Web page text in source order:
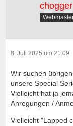
chogger
8. Juli 2025 um 21:09
Wir suchen
unsere Special
Vielleicht hat ja
Anregungen /
Vielleicht "Lapped